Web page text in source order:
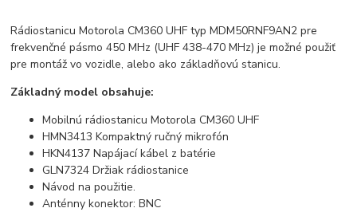
Rádiostanicu Motorola CM360 UHF typ MDM50RNF9AN2 pre
frekvenčné pásmo 450 MHz (UHF 438-470 MHz) je možné použiť
pre montáž vo vozidle, alebo ako základňovú stanicu.
Základný model obsahuje:
Mobilnú rádiostanicu Motorola CM360 UHF
HMN3413 Kompaktný ručný mikrofón
HKN4137 Napájací kábel z batérie
GLN7324 Držiak rádiostanice
Návod na použitie.
Anténny konektor: BNC